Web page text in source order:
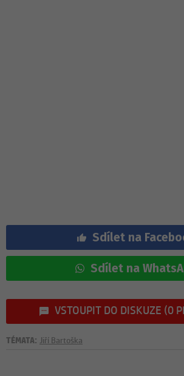
Sdílet na
Sdílet na
VSTOUPIT DO DISKUZE (0
TÉMATA: Jiří Bartoška